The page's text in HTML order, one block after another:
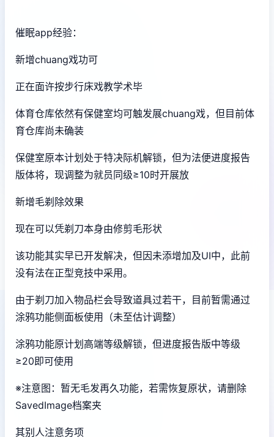
催眠app经验：
新增chuang戏功可
正在面许按步行床戏教学术毕
体育仓库依然有保健室均可触发展chuang戏，但目前体
育仓库尚未确装
保健室原本计划处于特决际机解锁，但为法便进度报告
版体将，现调整为就员同级≥10时开展放
新增毛剃除效果
现在可以凭剃刀本身由修剪毛形状
该功能其实早已开发解决，但因未添增加及UI中，此前
没有法在正型竞技中采用。
由于剃刀加入物品栏会导致道具过若干，目前暂需通过
涂鸦功能侧面板使用（未至估计调整）
涂鸦功能原计划高端等级解锁，但进度报告版中等级
≥20即可使用
※注意图 ：暂无毛发再久功能，若需恢复原状，请删除
SavedImage档案夹
其别人注意务项